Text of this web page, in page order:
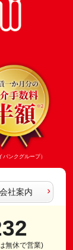
ンクグループ）
会社案内
無休で営業)